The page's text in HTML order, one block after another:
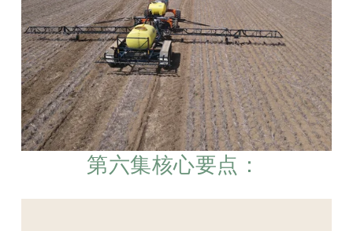
第六集核心要点：